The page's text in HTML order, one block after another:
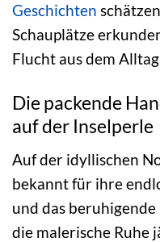
Geschichten
Schauplätze
Flucht aus dem
Die packende
auf der Inselperle
Auf der idyllischen
bekannt für ihre
und das
die malerische Ruhe